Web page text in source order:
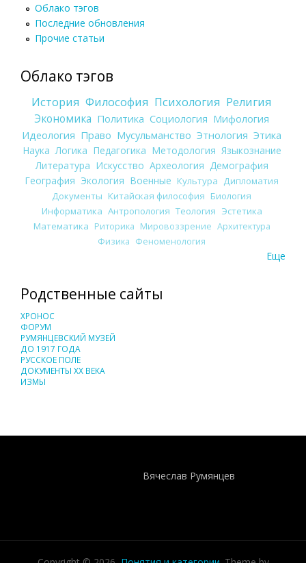
Облако тэгов
Последние обновления
Прочие статьи
Облако тэгов
История Философия Психология Религия
Экономика Политика Социология Мифология
Идеология Право Мусульманство Этнология Этика
Наука Логика Педагогика Методология Языкознание
Литература Искусство Археология Демография
География Экология Военные Культура
Дипломатия
Документы Китайская философия Биология
Информатика Антропология Теология Эстетика
Математика Риторика Мировоззрение Архитектура
Физика Феноменология
Еще
Родственные сайты
ХРОНОС
ФОРУМ
РУМЯНЦЕВСКИЙ МУЗЕЙ
ДО 1917 ГОДА
РУССКОЕ ПОЛЕ
ДОКУМЕНТЫ XX ВЕКА
ИЗМЫ
Вячеслав Румянцев